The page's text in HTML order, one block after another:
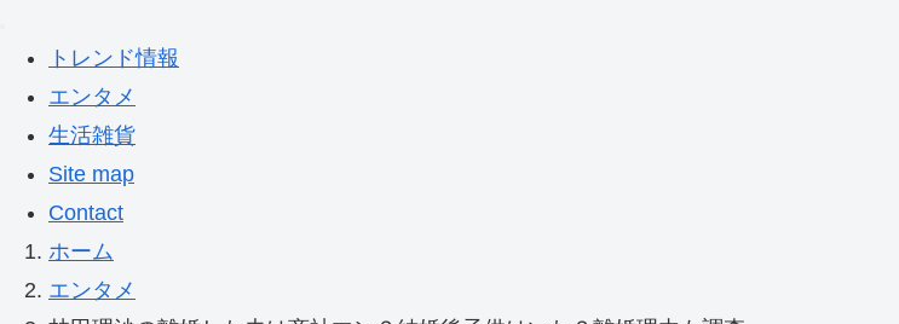
トレンド情報
エンタメ
生活雑貨
Site map
Contact
ホーム
エンタメ